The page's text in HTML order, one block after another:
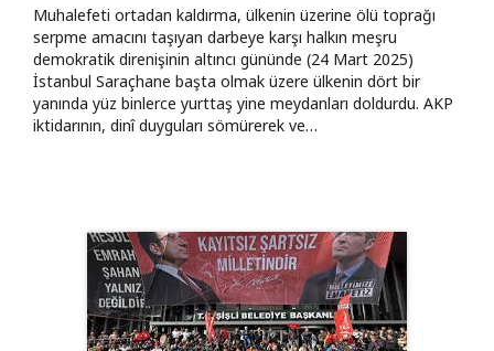
Muhalefeti ortadan kaldırma, ülkenin üzerine ölü toprağı
serpme amacını taşıyan darbeye karşı halkın meşru
demokratik direnişinin altıncı gününde (24 Mart 2025)
İstanbul Saraçhane başta olmak üzere ülkenin dört bir
yanında yüz binlerce yurttaş yine meydanları doldurdu. AKP
iktidarının, dinî duyguları sömürerek ve…